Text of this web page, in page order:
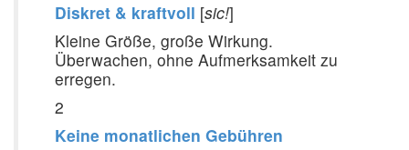
Diskret & kraftvoll [sic!]
Kleine Größe, große Wirkung.
Überwachen, ohne Aufmerksamkeit zu
erregen.
2
Keine monatlichen Gebühren